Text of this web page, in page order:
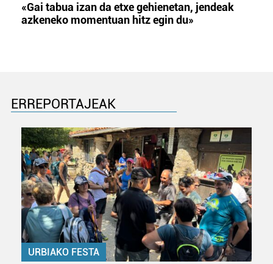
«Gai tabua izan da etxe gehienetan, jendeak
azkeneko momentuan hitz egin du»
ERREPORTAJEAK
URBIAKO FESTA